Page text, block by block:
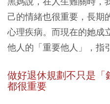
己的情緒也很重要，長期
心理疾病。而現在的她成
他人的「重要他人」，指
做好退休規劃不只是「
都很重要